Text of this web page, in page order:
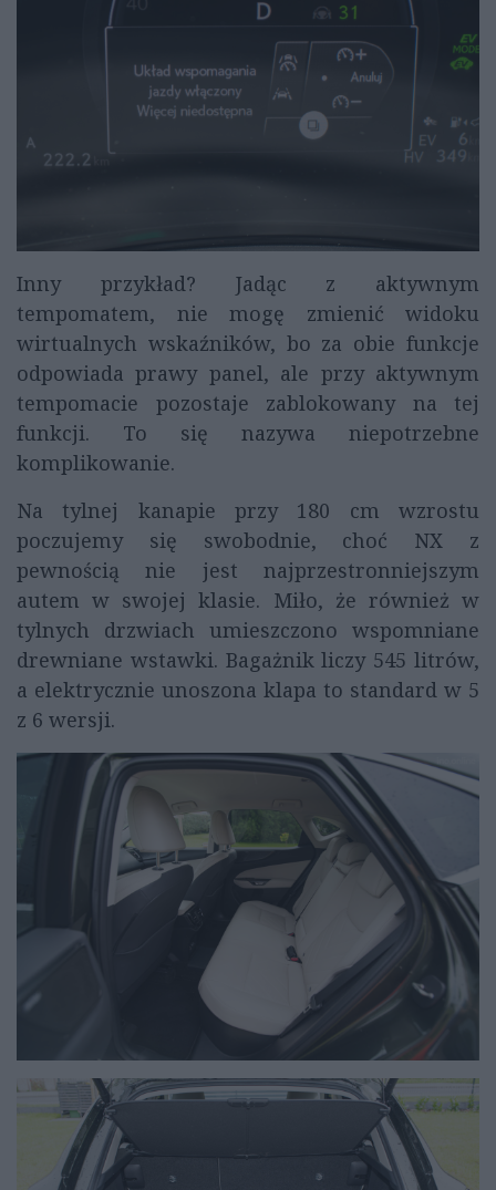
Inny przykład? Jadąc z aktywnym
tempomatem, nie mogę zmienić widoku
wirtualnych wskaźników, bo za obie funkcje
odpowiada prawy panel, ale przy aktywnym
tempomacie pozostaje zablokowany na tej
funkcji. To się nazywa niepotrzebne
komplikowanie.
Na tylnej kanapie przy 180 cm wzrostu
poczujemy się swobodnie, choć NX z
pewnością nie jest najprzestronniejszym
autem w swojej klasie. Miło, że również w
tylnych drzwiach umieszczono wspomniane
drewniane wstawki. Bagażnik liczy 545 litrów,
a elektrycznie unoszona klapa to standard w 5
z 6 wersji.